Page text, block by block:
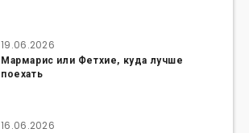
19.06.2026
Мармарис или Фетхие, куда лучше
поехать
16.06.2026